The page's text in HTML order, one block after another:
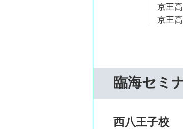
京王
京王
臨海セミ
西八王子校